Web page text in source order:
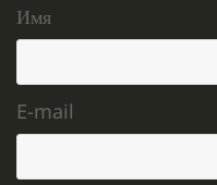
Имя
E-mail